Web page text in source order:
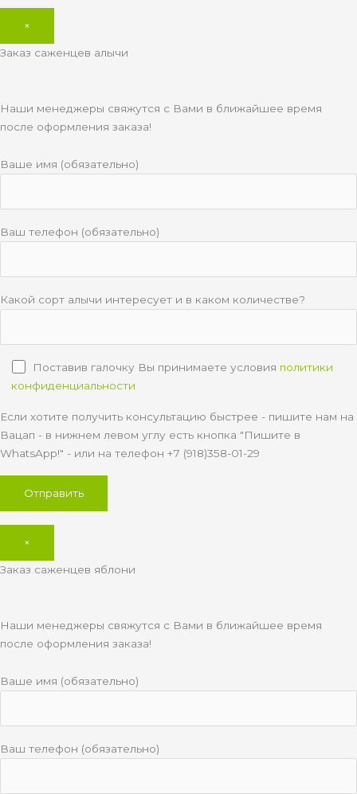
×
Заказ саженцев алычи
Наши менеджеры свяжутся с Вами в ближайшее время
после оформления заказа!
Ваше имя (обязательно)
Ваш телефон (обязательно)
Какой сорт алычи интересует и в каком количестве?
Поставив галочку Вы принимаете условия политики
конфиденциальности
Если хотите получить консультацию быстрее - пишите нам на
Вацап - в нижнем левом углу есть кнопка "Пишите в
WhatsApp!" - или на телефон +7 (918)358-01-29
×
Заказ саженцев яблони
Наши менеджеры свяжутся с Вами в ближайшее время
после оформления заказа!
Ваше имя (обязательно)
Ваш телефон (обязательно)